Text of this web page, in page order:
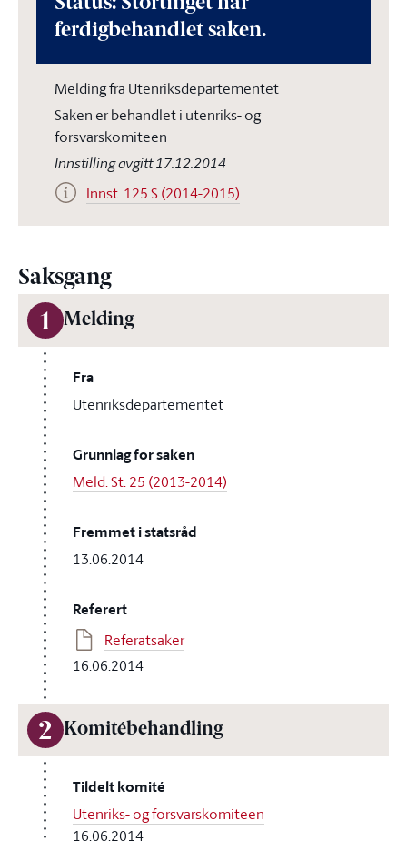
ferdigbehandlet saken.
Melding fra Utenriksdepartementet
Saken er behandlet i utenriks- og
forsvarskomiteen
Innstilling avgitt 17.12.2014
Innst. 125 S (2014-2015)
Saksgang
1 Melding
Fra
Utenriksdepartementet
Grunnlag for saken
Meld. St. 25 (2013-2014)
Fremmet i statsråd
13.06.2014
Referert
Referatsaker
16.06.2014
2 Komitébehandling
Tildelt komité
Utenriks- og forsvarskomiteen
16.06.2014